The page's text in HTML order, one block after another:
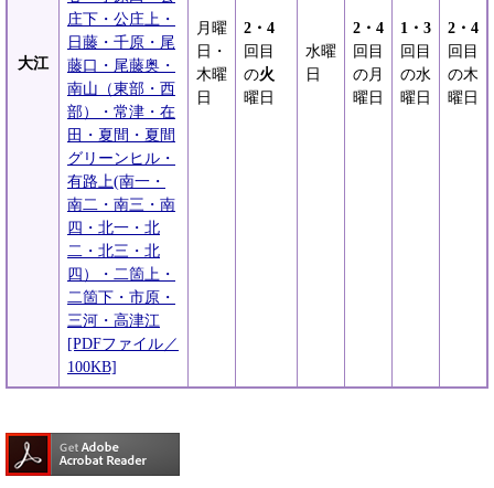
大江
庄下・公庄上・
日藤・千原・尾
藤口・尾藤奥・
南山（東部・西
部）・常津・在
田・夏間・夏間
グリーンヒル・
有路上(南一・
南二・南三・南
四・北一・北
二・北三・北
四）・二箇上・
二箇下・市原・
三河・高津江
[PDFファイル／
100KB]
月曜
日・
木曜
日
2・4
回目
の火
曜日
水曜
日
2・4
回目
の月
曜日
1・3
回目
の水
曜日
2・4
回目
の木
曜日